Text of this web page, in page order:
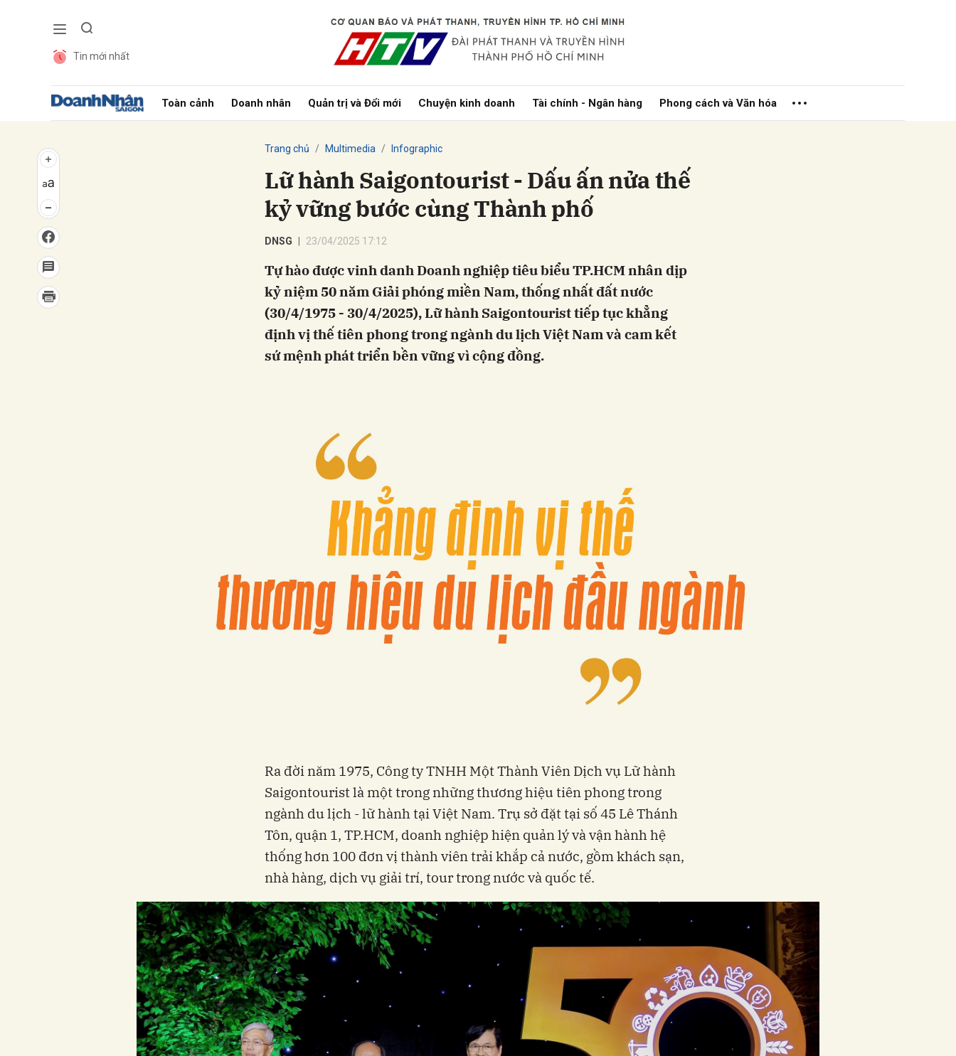
Tin mới nhất
Toàn cảnh Doanh nhân Quản trị và Đổi mới Chuyện kinh doanh Tài chính - Ngân hàng Phong cách và Văn hóa
Trang chủ Multimedia Infographic
Lữ hành Saigontourist - Dấu ấn nửa thế
kỷ vững bước cùng Thành phố
DNSG 23/04/2025 17:12
Tự hào được vinh danh Doanh nghiệp tiêu biểu TP.HCM nhân dịp
kỷ niệm 50 năm Giải phóng miền Nam, thống nhất đất nước
(30/4/1975 - 30/4/2025), Lữ hành Saigontourist tiếp tục khẳng
định vị thế tiên phong trong ngành du lịch Việt Nam và cam kết
sứ mệnh phát triển bền vững vì cộng đồng.
Ra đời năm 1975, Công ty TNHH Một Thành Viên Dịch vụ Lữ hành
Saigontourist là một trong những thương hiệu tiên phong trong
ngành du lịch - lữ hành tại Việt Nam. Trụ sở đặt tại số 45 Lê Thánh
Tôn, quận 1, TP.HCM, doanh nghiệp hiện quản lý và vận hành hệ
thống hơn 100 đơn vị thành viên trải khắp cả nước, gồm khách sạn,
nhà hàng, dịch vụ giải trí, tour trong nước và quốc tế.